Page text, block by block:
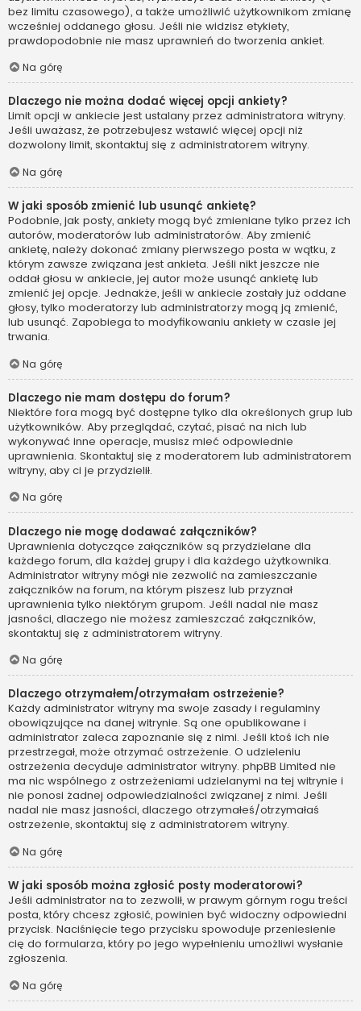
bez limitu czasowego), a także umożliwić użytkownikom zmianę
wcześniej oddanego głosu. Jeśli nie widzisz etykiety,
prawdopodobnie nie masz uprawnień do tworzenia ankiet.
Na górę
Dlaczego nie można dodać więcej opcji ankiety?
Limit opcji w ankiecie jest ustalany przez administratora witryny.
Jeśli uważasz, że potrzebujesz wstawić więcej opcji niż
dozwolony limit, skontaktuj się z administratorem witryny.
Na górę
W jaki sposób zmienić lub usunąć ankietę?
Podobnie, jak posty, ankiety mogą być zmieniane tylko przez ich
autorów, moderatorów lub administratorów. Aby zmienić
ankietę, należy dokonać zmiany pierwszego posta w wątku, z
którym zawsze związana jest ankieta. Jeśli nikt jeszcze nie
oddał głosu w ankiecie, jej autor może usunąć ankietę lub
zmienić jej opcje. Jednakże, jeśli w ankiecie zostały już oddane
głosy, tylko moderatorzy lub administratorzy mogą ją zmienić,
lub usunąć. Zapobiega to modyfikowaniu ankiety w czasie jej
trwania.
Na górę
Dlaczego nie mam dostępu do forum?
Niektóre fora mogą być dostępne tylko dla określonych grup lub
użytkowników. Aby przeglądać, czytać, pisać na nich lub
wykonywać inne operacje, musisz mieć odpowiednie
uprawnienia. Skontaktuj się z moderatorem lub administratorem
witryny, aby ci je przydzielił.
Na górę
Dlaczego nie mogę dodawać załączników?
Uprawnienia dotyczące załączników są przydzielane dla
każdego forum, dla każdej grupy i dla każdego użytkownika.
Administrator witryny mógł nie zezwolić na zamieszczanie
załączników na forum, na którym piszesz lub przyznał
uprawnienia tylko niektórym grupom. Jeśli nadal nie masz
jasności, dlaczego nie możesz zamieszczać załączników,
skontaktuj się z administratorem witryny.
Na górę
Dlaczego otrzymałem/otrzymałam ostrzeżenie?
Każdy administrator witryny ma swoje zasady i regulaminy
obowiązujące na danej witrynie. Są one opublikowane i
administrator zaleca zapoznanie się z nimi. Jeśli ktoś ich nie
przestrzegał, może otrzymać ostrzeżenie. O udzieleniu
ostrzeżenia decyduje administrator witryny. phpBB Limited nie
ma nic wspólnego z ostrzeżeniami udzielanymi na tej witrynie i
nie ponosi żadnej odpowiedzialności związanej z nimi. Jeśli
nadal nie masz jasności, dlaczego otrzymałeś/otrzymałaś
ostrzeżenie, skontaktuj się z administratorem witryny.
Na górę
W jaki sposób można zgłosić posty moderatorowi?
Jeśli administrator na to zezwolił, w prawym górnym rogu treści
posta, który chcesz zgłosić, powinien być widoczny odpowiedni
przycisk. Naciśnięcie tego przycisku spowoduje przeniesienie
cię do formularza, który po jego wypełnieniu umożliwi wysłanie
zgłoszenia.
Na górę